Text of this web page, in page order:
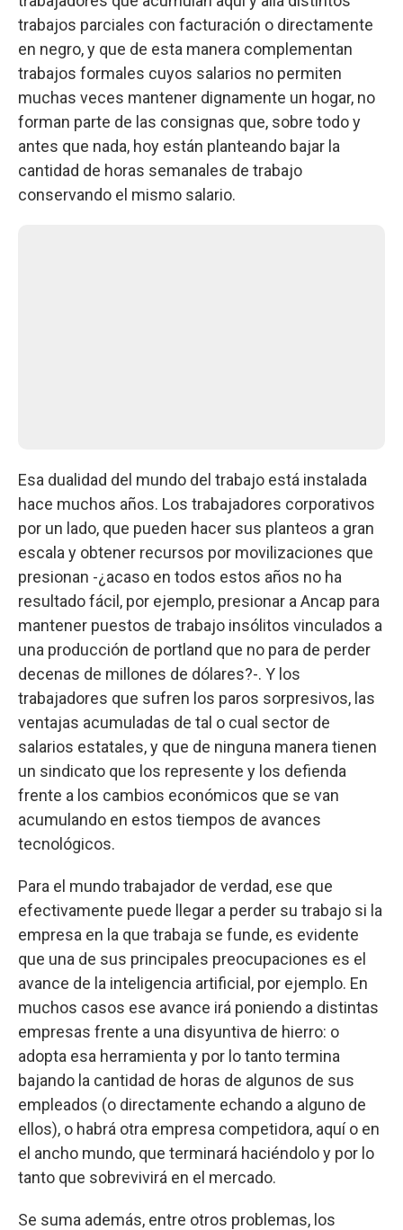
trabajos parciales con facturación o directamente
en negro, y que de esta manera complementan
trabajos formales cuyos salarios no permiten
muchas veces mantener dignamente un hogar, no
forman parte de las consignas que, sobre todo y
antes que nada, hoy están planteando bajar la
cantidad de horas semanales de trabajo
conservando el mismo salario.
Esa dualidad del mundo del trabajo está instalada
hace muchos años. Los trabajadores corporativos
por un lado, que pueden hacer sus planteos a gran
escala y obtener recursos por movilizaciones que
presionan -¿acaso en todos estos años no ha
resultado fácil, por ejemplo, presionar a Ancap para
mantener puestos de trabajo insólitos vinculados a
una producción de portland que no para de perder
decenas de millones de dólares?-. Y los
trabajadores que sufren los paros sorpresivos, las
ventajas acumuladas de tal o cual sector de
salarios estatales, y que de ninguna manera tienen
un sindicato que los represente y los defienda
frente a los cambios económicos que se van
acumulando en estos tiempos de avances
tecnológicos.
Para el mundo trabajador de verdad, ese que
efectivamente puede llegar a perder su trabajo si la
empresa en la que trabaja se funde, es evidente
que una de sus principales preocupaciones es el
avance de la inteligencia artificial, por ejemplo. En
muchos casos ese avance irá poniendo a distintas
empresas frente a una disyuntiva de hierro: o
adopta esa herramienta y por lo tanto termina
bajando la cantidad de horas de algunos de sus
empleados (o directamente echando a alguno de
ellos), o habrá otra empresa competidora, aquí o en
el ancho mundo, que terminará haciéndolo y por lo
tanto que sobrevivirá en el mercado.
Se suma además, entre otros problemas, los